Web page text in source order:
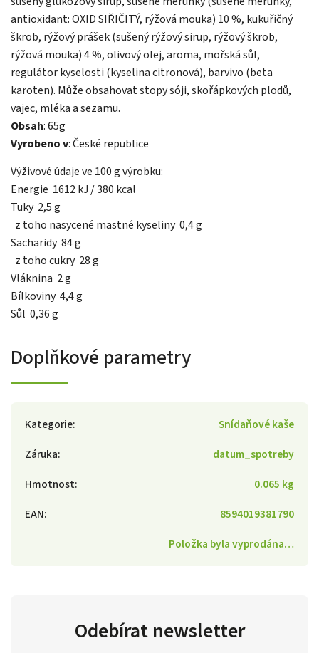
antioxidant: OXID SIŘIČITÝ, rýžová mouka) 10 %, kukuřičný
škrob, rýžový prášek (sušený rýžový sirup, rýžový škrob,
rýžová mouka) 4 %, olivový olej, aroma, mořská sůl,
regulátor kyselosti (kyselina citronová), barvivo (beta
karoten). Může obsahovat stopy sóji, skořápkových plodů,
vajec, mléka a sezamu.
Obsah: 65g
Vyrobeno v: České republice
Výživové údaje ve 100 g výrobku:
Energie 1612 kJ / 380 kcal
Tuky 2,5 g
z toho nasycené mastné kyseliny 0,4 g
Sacharidy 84 g
z toho cukry 28 g
Vláknina 2 g
Bílkoviny 4,4 g
Sůl 0,36 g
Doplňkové parametry
Kategorie:
Snídaňové kaše
Záruka:
datum_spotreby
Hmotnost:
0.065 kg
EAN:
8594019381790
Položka byla vyprodána…
Odebírat newsletter